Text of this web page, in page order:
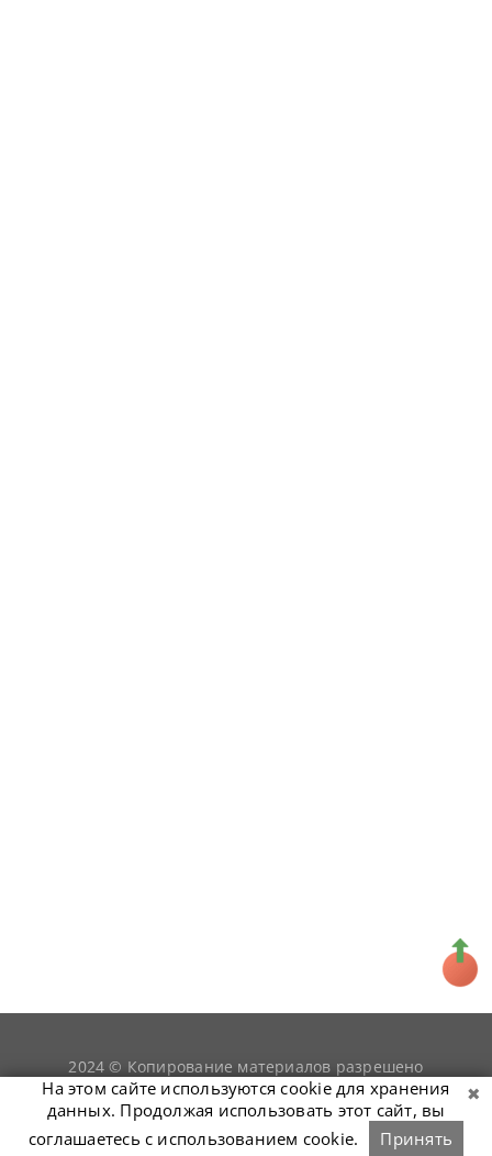
2024 © Копирование материалов разрешено
только при условии гиперссылки наsnookerist.ru
На этом сайте используются cookie для хранения
данных. Продолжая использовать этот сайт, вы
соглашаетесь с использованием cookie.
Принять